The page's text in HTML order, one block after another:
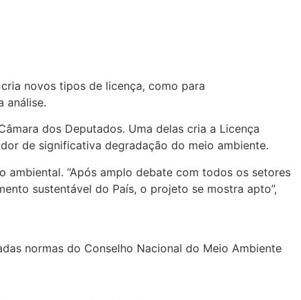
novos tipos de licença, como para
análise.
dos Deputados. Uma delas cria a Licença
de significativa degradação do meio ambiente.
“Após amplo debate com todos os setores
sustentável do País, o projeto se mostra apto”,
normas do Conselho Nacional do Meio Ambiente